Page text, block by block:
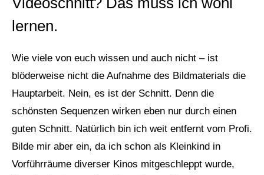
lernen.
Wie viele von euch wissen und auch nicht – ist
blöderweise nicht die Aufnahme des Bildmaterials die
Hauptarbeit. Nein, es ist der Schnitt. Denn die
schönsten Sequenzen wirken eben nur durch einen
guten Schnitt. Natürlich bin ich weit entfernt vom Profi.
Bilde mir aber ein, da ich schon als Kleinkind in
Vorführräume diverser Kinos mitgeschleppt wurde,